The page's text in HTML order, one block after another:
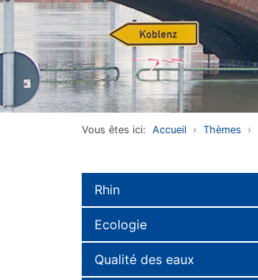
Vous êtes ici: Accueil Thèmes
Rhin
Ecologie
Qualité des eaux